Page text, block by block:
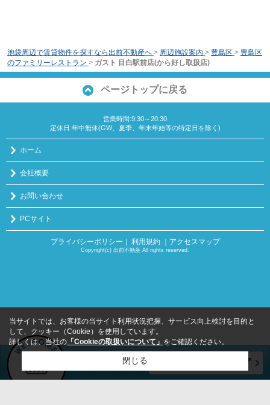
池袋周辺で賃貸物件を探すなら出前不動産へ > 周辺施設案内 > 豊島区 > 豊島区
のファミリーレストラン > ガスト 目白駅前店(から好し取扱店)
ページトップに戻る
営業時間:9:30～20:30
定休日:年中無休(GW、夏季、年末年始等の特定日を除く)
ホーム
会社概要
お問い合わせ
PCサイト
プライバシーポリシー ｜ 利用規約 ｜アクセスマップ
Copyright(c) 出前不動産 All rights reserved.
当サイトでは、お客様の当サイト利用状況把握、サービス向上検討を目的と
して、クッキー（Cookie）を使用しています。
詳しくは、当社の 「Cookieの取扱いについて」 をご確認ください。
閉じる